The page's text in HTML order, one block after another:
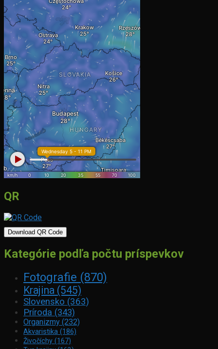
QR
Download QR Code
Kategórie podľa počtu príspevkov
Fotografie (870)
Krajina (545)
Slovensko (363)
Príroda (343)
Organizmy (232)
Akvaristika (186)
Živočíchy (167)